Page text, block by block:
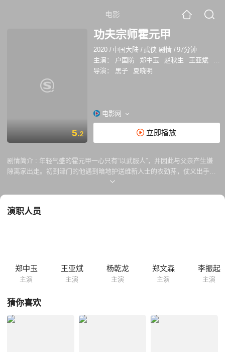
电影
5.2
功夫宗师霍元甲
2020 / 中国大陆 / 武侠 剧情 /97分钟
主演：
户国防 郑中玉 赵秋生 王亚斌
杨
导演：
黑子 夏晓明
电影网
立即播放
剧情简介 : 年轻气盛的霍元甲一心只有“以武服人”，并因此与父亲产生嫌
隙离家出走。初到津门的他遇到暗地护送维新人士的农劲荪，仗义出手解
了农的危机，二人由此结为好友。农劲荪劝他把一身好武艺用来开设武馆
挑战七大名门武馆，虽然最后霍元甲赢下了这场比武，却被接收密令截杀
演职人员
郑中玉
主演
王亚斌
主演
杨乾龙
主演
郑文森
主演
李振起
主演
猜你喜欢